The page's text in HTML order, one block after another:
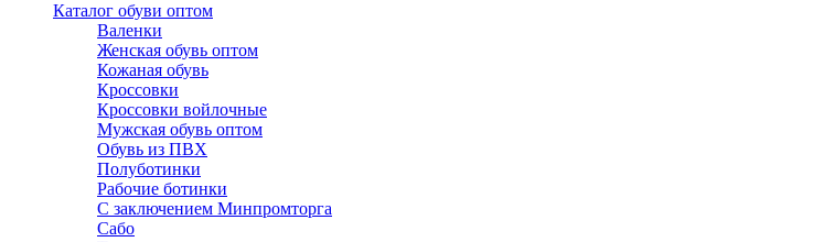
Каталог обуви оптом
Валенки
Женская обувь оптом
Кожаная обувь
Кроссовки
Кроссовки войлочные
Мужская обувь оптом
Обувь из ПВХ
Полуботинки
Рабочие ботинки
С заключением Минпромторга
Сабо